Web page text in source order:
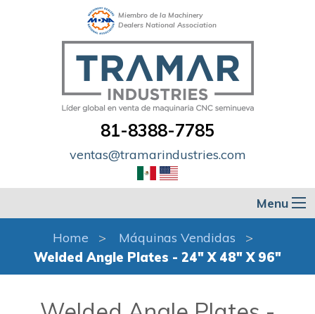
Miembro de la Machinery
Dealers National Association
81-8388-7785
ventas@tramarindustries.com
Menu
Home
Máquinas Vendidas
Welded Angle Plates - 24" X 48" X 96"